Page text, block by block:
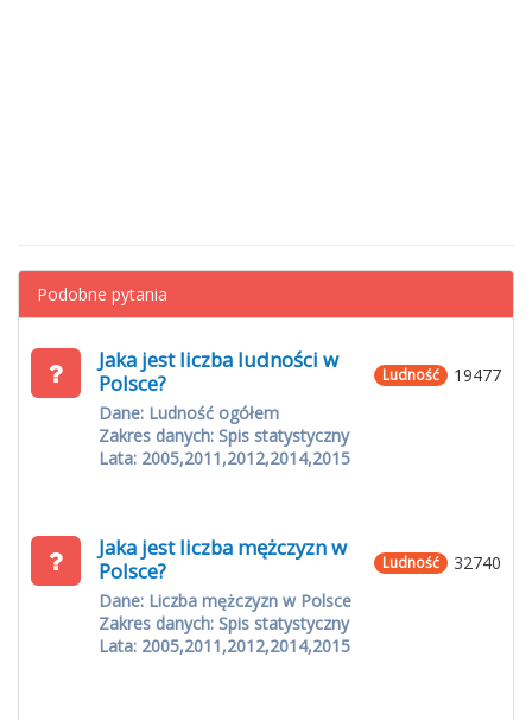
Podobne pytania
19477
Ludność
Jaka jest liczba ludności w
Polsce?
Dane: Ludność ogółem
Zakres danych: Spis statystyczny
Lata: 2005,2011,2012,2014,2015
32740
Ludność
Jaka jest liczba mężczyzn w
Polsce?
Dane: Liczba mężczyzn w Polsce
Zakres danych: Spis statystyczny
Lata: 2005,2011,2012,2014,2015